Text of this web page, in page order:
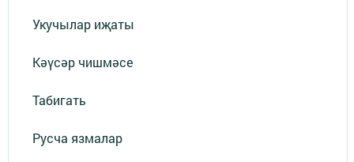
Укучылар иҗаты
Кәүсәр чишмәсе
Табигать
Русча язмалар